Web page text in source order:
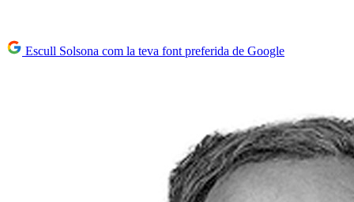
Escull Solsona com la teva font preferida de Google